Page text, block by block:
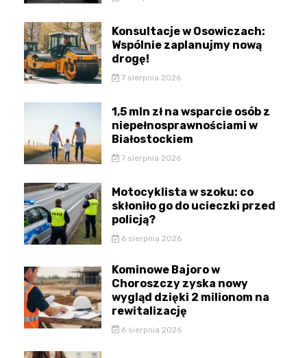
Konsultacje w Osowiczach:
Wspólnie zaplanujmy nową
drogę!
7 sierpnia 2026
1,5 mln zł na wsparcie osób z
niepełnosprawnościami w
Białostockiem
7 sierpnia 2026
Motocyklista w szoku: co
skłoniło go do ucieczki przed
policją?
6 sierpnia 2026
Kominowe Bajoro w
Choroszczy zyska nowy
wygląd dzięki 2 milionom na
rewitalizację
6 sierpnia 2026